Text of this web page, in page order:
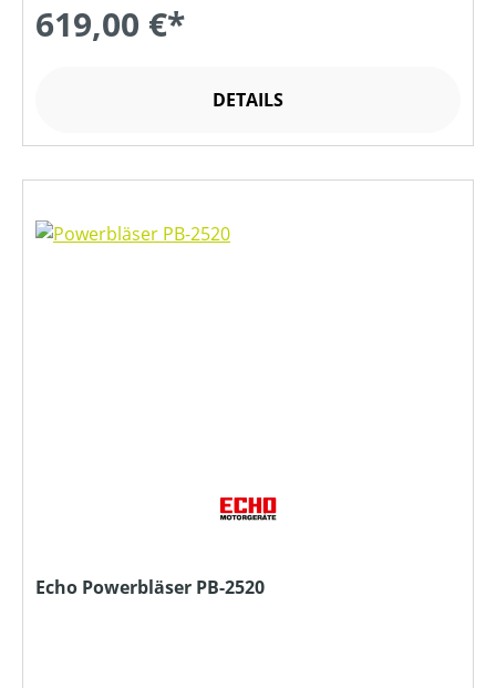
619,00 €*
DETAILS
Echo Powerbläser PB-2520